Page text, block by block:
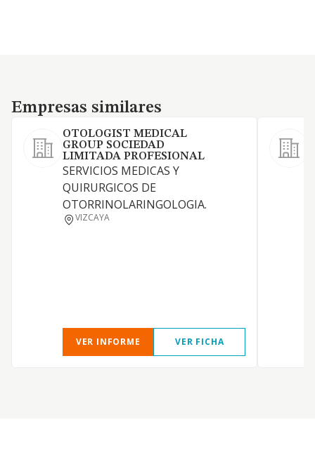
Empresas similares
Empresas similares
OTOLOGIST MEDICAL
GROUP SOCIEDAD
LIMITADA PROFESIONAL
SERVICIOS MEDICAS Y
QUIRURGICOS DE
OTORRINOLARINGOLOGIA.
VIZCAYA
VER INFORME VER FICHA